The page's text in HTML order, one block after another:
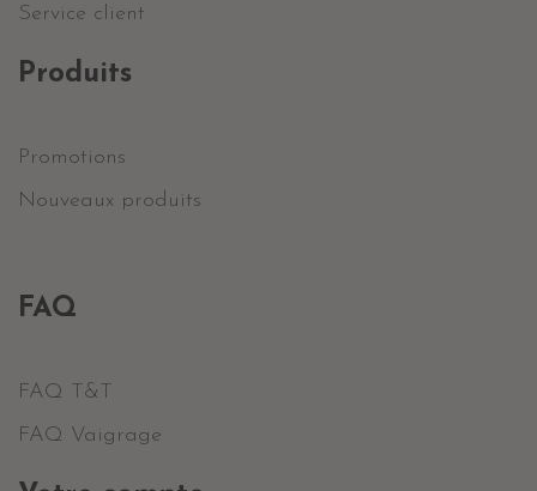
Service client
Produits
Promotions
Nouveaux produits
FAQ
FAQ T&T
FAQ Vaigrage